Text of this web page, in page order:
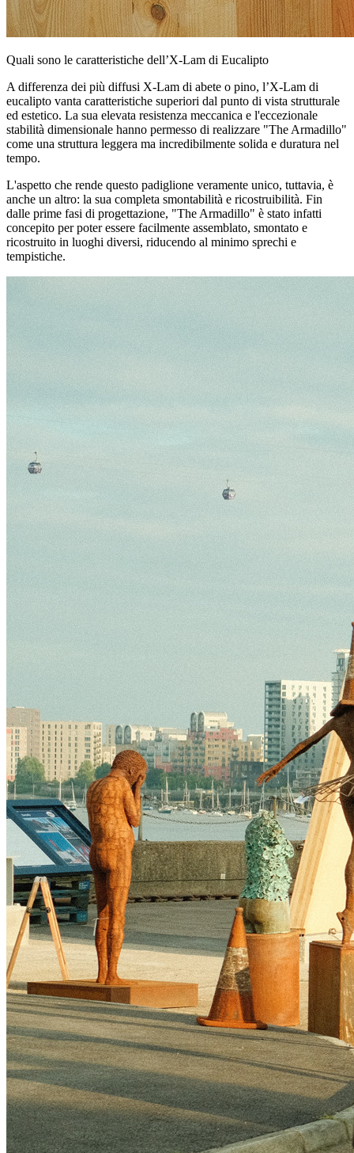
Quali sono le caratteristiche dell’X-Lam di Eucalipto
A differenza dei più diffusi X-Lam di abete o pino, l’X-Lam di
eucalipto vanta caratteristiche superiori dal punto di vista strutturale
ed estetico. La sua elevata resistenza meccanica e l'eccezionale
stabilità dimensionale hanno permesso di realizzare "The Armadillo"
come una struttura leggera ma incredibilmente solida e duratura nel
tempo.
L'aspetto che rende questo padiglione veramente unico, tuttavia, è
anche un altro: la sua completa smontabilità e ricostruibilità. Fin
dalle prime fasi di progettazione, "The Armadillo" è stato infatti
concepito per poter essere facilmente assemblato, smontato e
ricostruito in luoghi diversi, riducendo al minimo sprechi e
tempistiche.